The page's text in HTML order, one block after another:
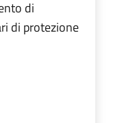
di
di protezione